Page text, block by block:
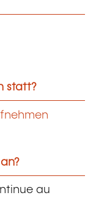
statt?
au